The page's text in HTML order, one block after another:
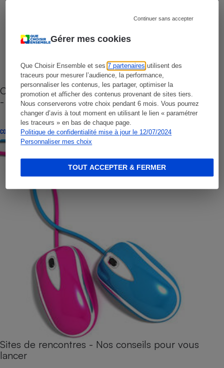
Gérer mes cookies
Que Choisir Ensemble et ses7 partenaires utilisent des
traceurs pour mesurer l’audience, la performance,
personnaliser les contenus, les partager, optimiser la
promotion et afficher des contenus provenant de sites tiers.
Nous conserverons votre choix pendant 6 mois. Vous pourrez
changer d’avis à tout moment en utilisant le lien « paramétrer
les traceurs » en bas de chaque page.
Politique de confidentialité mise à jour le 12/07/2024
Personnaliser mes choix
Continuer sans accepter
TOUT ACCEPTER & FERMER
Cafetière à capsules zéro déchet CoffeeB (vidéo)
- Premières impressions
CONSEILS
Sites de rencontres - Nos conseils pour vous
lancer